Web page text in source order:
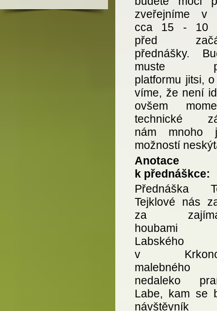
zveřejníme v
cca 15 - 10
před
přednášky.
muste
platformu jitsi,
víme, že není
ovšem
technické
nám mnoho
možností
Anotace
k přednáškce:
Přednáška
Tejklové nás
za
Labského
v
malebného
nedaleko
Labe, kam se
návštěvník